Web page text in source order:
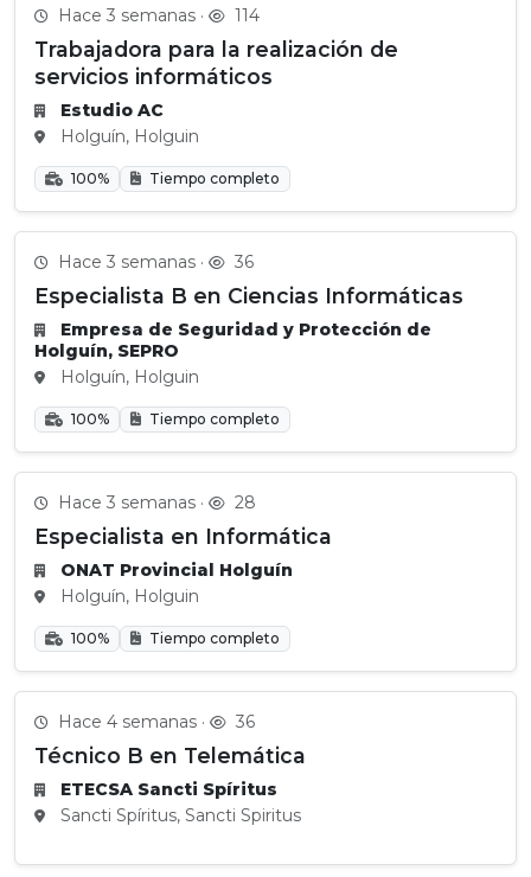
Hace 3 semanas · 114
Trabajadora para la realización de
servicios informáticos
Estudio AC
Holguín, Holguin
100% Tiempo completo
Hace 3 semanas · 36
Especialista B en Ciencias Informáticas
Empresa de Seguridad y Protección de
Holguín, SEPRO
Holguín, Holguin
100% Tiempo completo
Hace 3 semanas · 28
Especialista en Informática
ONAT Provincial Holguín
Holguín, Holguin
100% Tiempo completo
Hace 4 semanas · 36
Técnico B en Telemática
ETECSA Sancti Spíritus
Sancti Spíritus, Sancti Spiritus